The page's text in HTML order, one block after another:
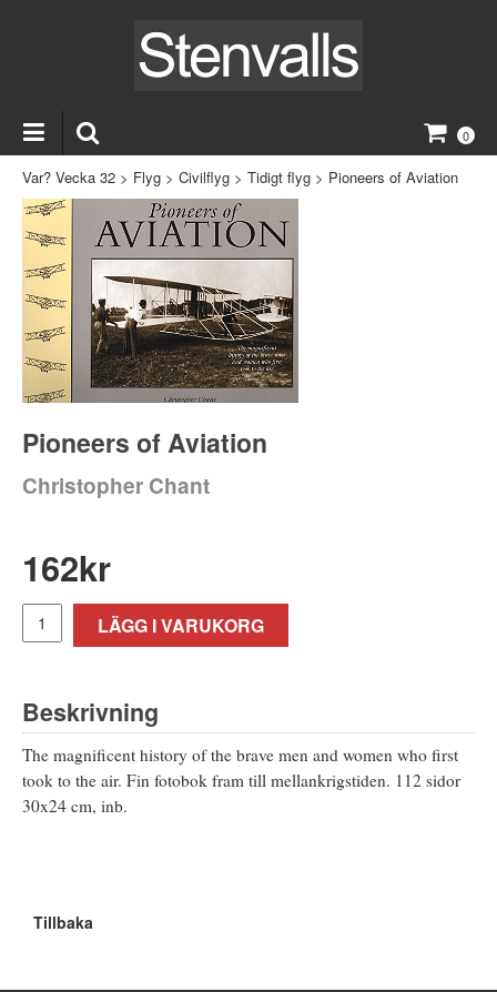
0
Var? Vecka 32 > Flyg > Civilflyg > Tidigt flyg > Pioneers of Aviation
Pioneers of Aviation
Christopher Chant
162kr
LÄGG I VARUKORG
Beskrivning
The magnificent history of the brave men and women who first
took to the air. Fin fotobok fram till mellankrigstiden. 112 sidor
30x24 cm, inb.
Tillbaka